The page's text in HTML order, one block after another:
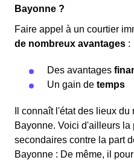
Bayonne ?
Faire appel à un courtier
de nombreux avantages :
Des avantages
Un gain de temps
Il connaît l'état des lieux
Bayonne. Voici d'ailleurs la
secondaires contre la part
Bayonne : De même, il